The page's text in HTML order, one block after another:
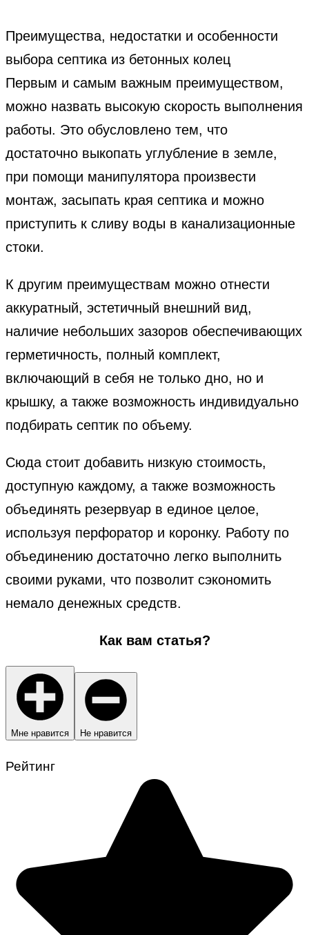
Преимущества, недостатки и особенности
выбора септика из бетонных колец
Первым и самым важным преимуществом,
можно назвать высокую скорость выполнения
работы. Это обусловлено тем, что
достаточно выкопать углубление в земле,
при помощи манипулятора произвести
монтаж, засыпать края септика и можно
приступить к сливу воды в канализационные
стоки.
К другим преимуществам можно отнести
аккуратный, эстетичный внешний вид,
наличие небольших зазоров обеспечивающих
герметичность, полный комплект,
включающий в себя не только дно, но и
крышку, а также возможность индивидуально
подбирать септик по объему.
Сюда стоит добавить низкую стоимость,
доступную каждому, а также возможность
объединять резервуар в единое целое,
используя перфоратор и коронку. Работу по
объединению достаточно легко выполнить
своими руками, что позволит сэкономить
немало денежных средств.
Как вам статья?
Мне нравится Не нравится
Рейтинг